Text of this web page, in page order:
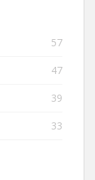
57
47
39
33